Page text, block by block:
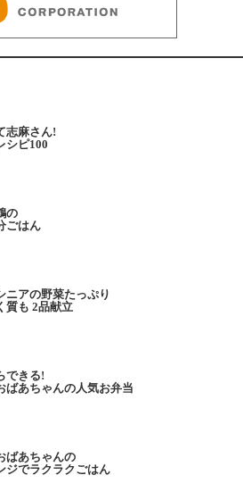
志麻さん!
シピ100
の
ごはん
ニアの野菜たっぷり
質も 2品献立
できる!
ばあちゃんの人気お弁当
ばあちゃんの
ジでラクラクごはん